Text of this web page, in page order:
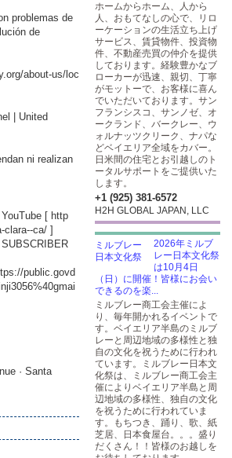
problemas de
de
about-us/loc
| United
ni realizan
[ http
clara--ca/ ]
public.govd
· Santa
ホームからホーム、人から
人、おもてなしの心で、リロ
ーケーションの生活立ち上げ
サービス、賃貸物件、投資物
件、不動産売買の仲介を提供
しております。経験豊かなブ
ローカーが迅速、親切、丁寧
がモットーで、お客様に喜ん
でいただいております。サン
フランシスコ、サンノゼ、オ
ークランド、バークレー、ウ
ォルナッツクリーク、ナパな
どベイエリア全域をカバー。
日米間の住宅とお引越しのト
ータルサポートをご提供いた
します。
+1 (925) 381-6572
H2H GLOBAL JAPAN, LLC
2026年ミルブ
レー日本文化祭
は10月4日
（日）に開催！皆様にお会い
できるのを楽...
ミルブレー商工会主催によ
り、毎年開かれるイベントで
す。ベイエリア半島のミルブ
レーと周辺地域の多様性と独
自の文化を祝うために行われ
ています。ミルブレー日本文
化祭は、ミルブレー商工会主
催によりベイエリア半島と周
辺地域の多様性、独自の文化
を祝うために行われていま
す。もちつき、踊り、歌、紙
芝居、日本食屋台。。。盛り
だくさん！！皆様のお越しを